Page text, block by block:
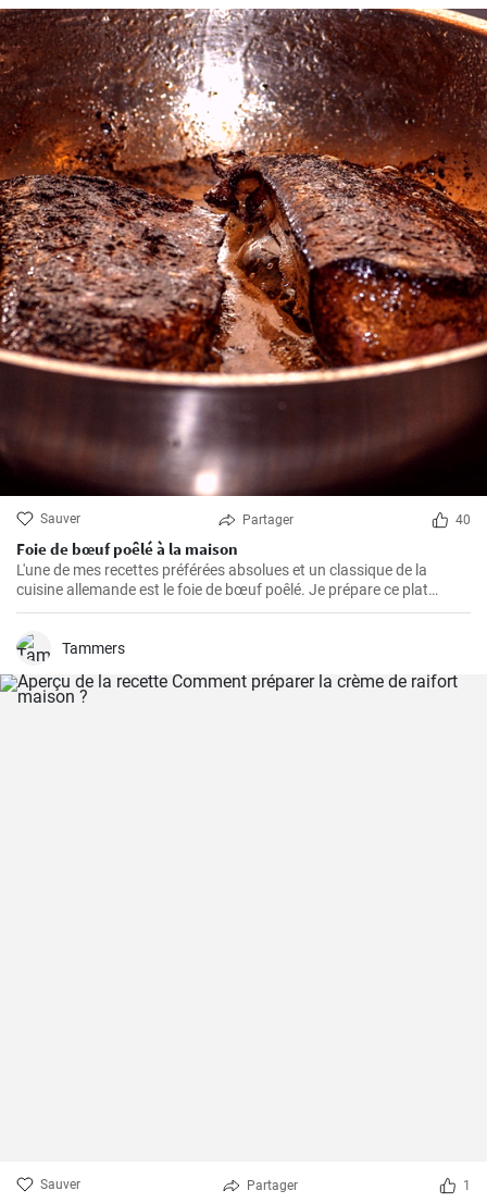
Sauver Partager 40
Foie de bœuf poêlé à la maison
L'une de mes recettes préférées absolues et un classique de la
cuisine allemande est le foie de bœuf poêlé. Je prépare ce plat
depuis des années dans ma propre cuisine et j'ai fait de petits
heureux de le partager ici avec vous.
Tammers
Sauver Partager 1